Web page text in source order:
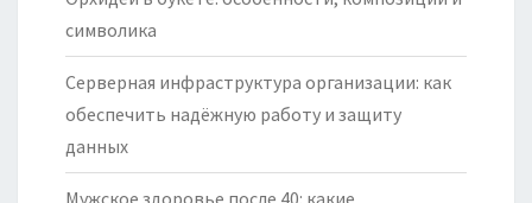
символика
Серверная инфраструктура организации: как
обеспечить надёжную работу и защиту
данных